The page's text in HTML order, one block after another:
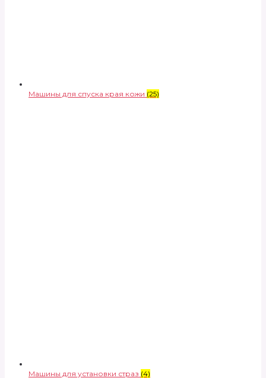
Машины для спуска края кожи (25)
Машины для установки страз (4)